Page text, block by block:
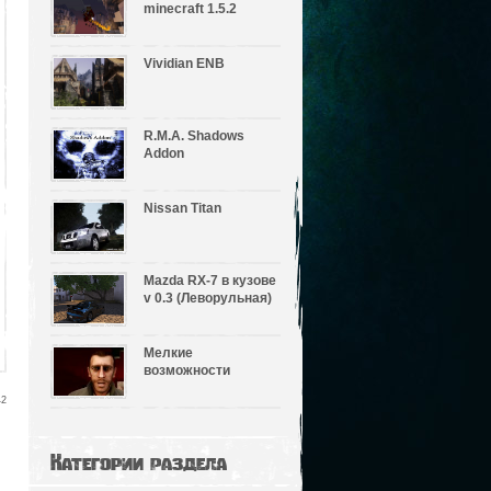
minecraft 1.5.2
Vividian ENB
R.M.A. Shadows
Addon
Nissan Titan
Mazda RX-7 в кузове
v 0.3 (Леворульная)
Мелкие
возможности
Категории раздела